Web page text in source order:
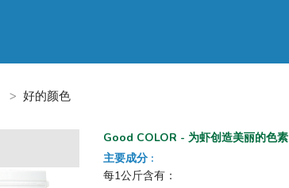
> 好的颜色
Good COLOR - 为虾创造美丽的色素
主要成分 :
每1公斤含有：